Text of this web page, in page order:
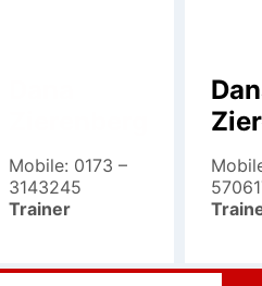
Mobile: 0173 –
3143245
Trainer